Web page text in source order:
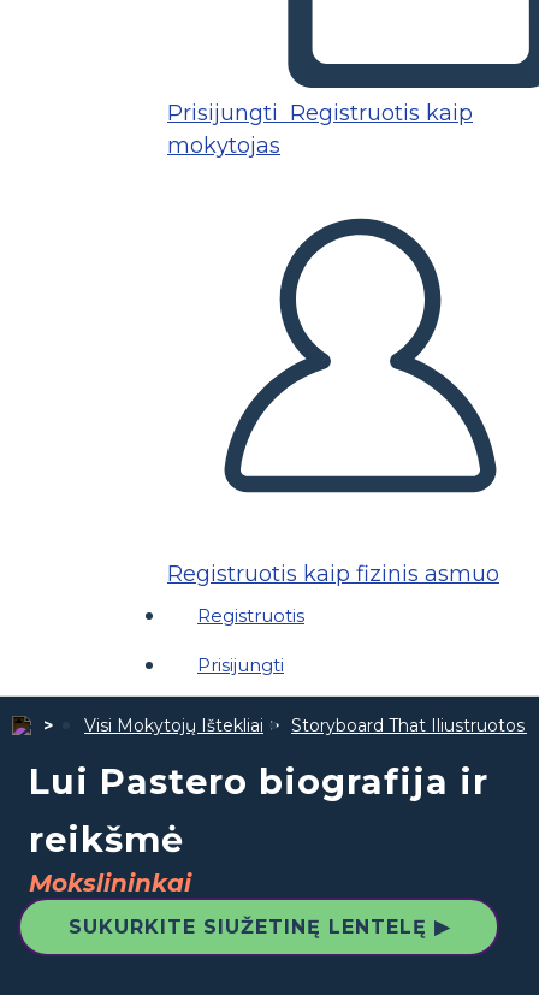
Prisijungti Registruotis kaip
mokytojas
Registruotis kaip fizinis asmuo
Registruotis
Prisijungti
Visi Mokytojų Ištekliai Storyboard That Iliustruotos
Lui Pastero biografija ir
reikšmė
Mokslininkai
SUKURKITE SIUŽETINĘ LENTELĘ ▶